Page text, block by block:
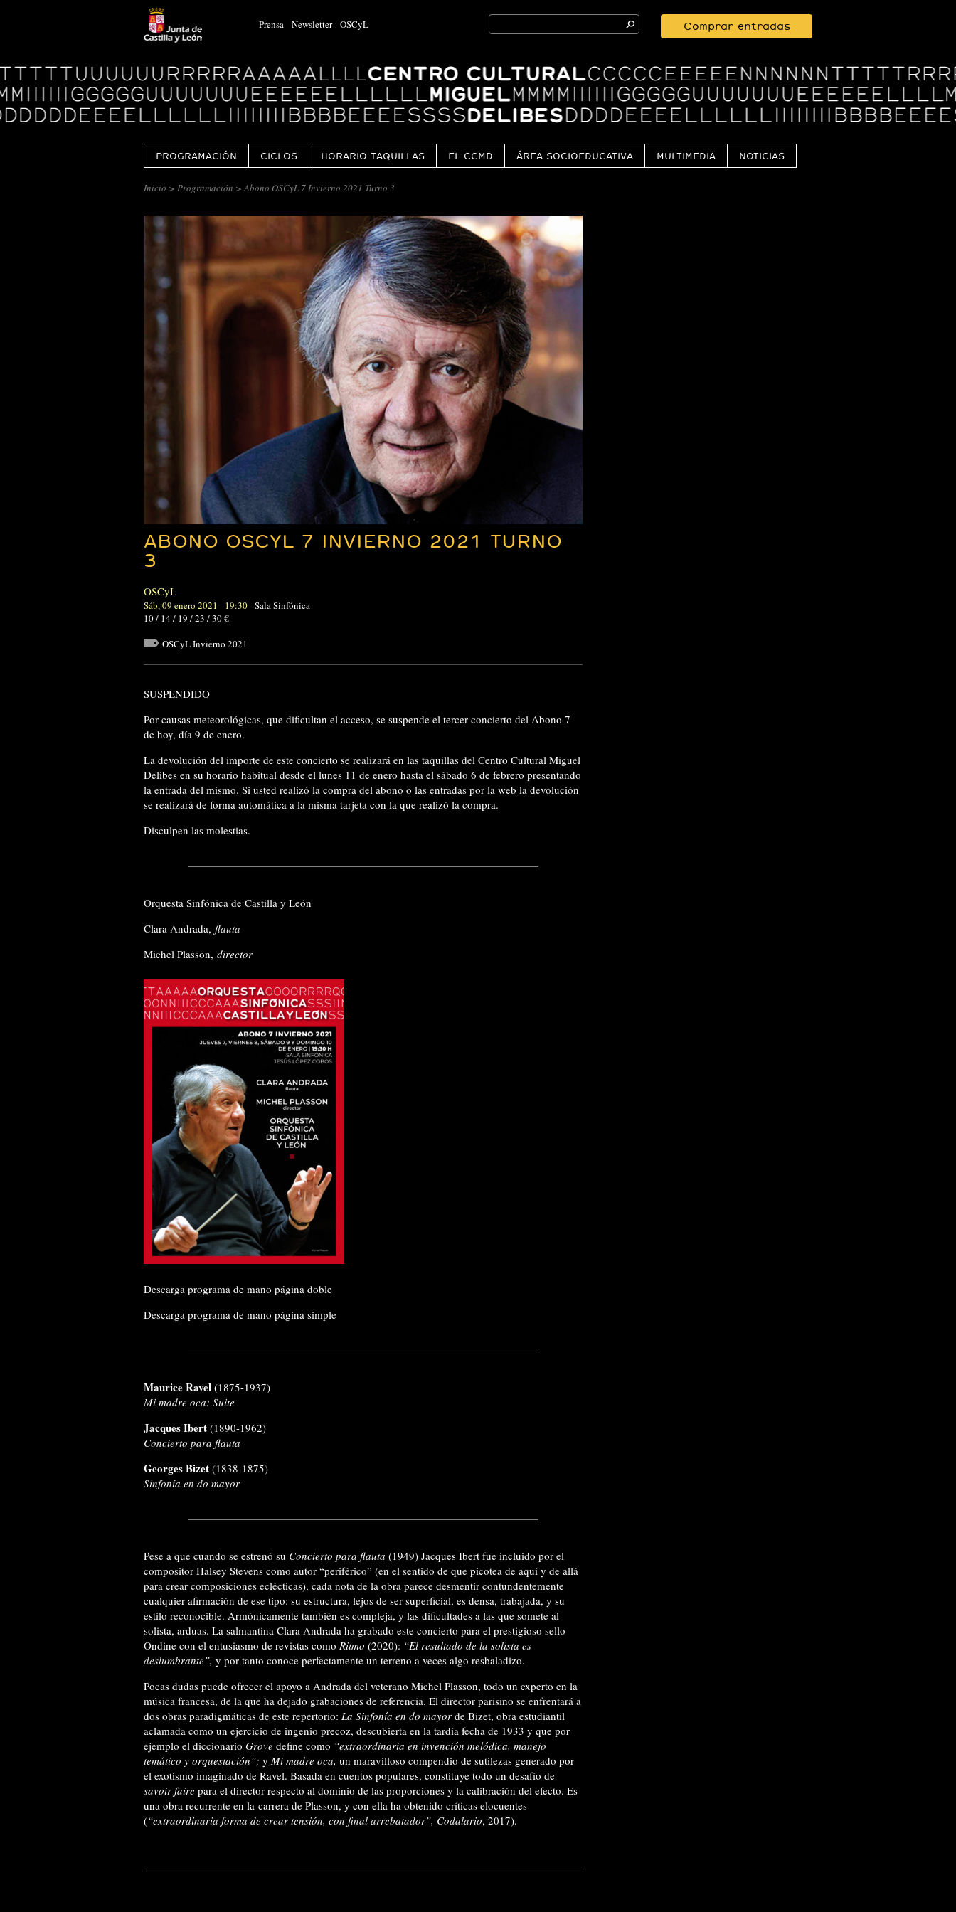
Prensa Newsletter OSCyL
Search
for:
Comprar entradas
Logo
Centro
Cultural
Miguel
Delibes
PROGRAMACIÓN CICLOS HORARIO TAQUILLAS EL CCMD ÁREA SOCIOEDUCATIVA MULTIMEDIA NOTICIAS
Inicio > Programación > Abono OSCyL 7 Invierno 2021 Turno 3
ABONO OSCYL 7 INVIERNO 2021 TURNO
3
OSCyL
Sáb, 09 enero 2021 - 19:30-Sala Sinfónica
10 / 14 / 19 / 23 / 30 €
OSCyL Invierno 2021
SUSPENDIDO
Por causas meteorológicas, que dificultan el acceso, se suspende el tercer concierto del Abono 7
de hoy, día 9 de enero.
La devolución del importe de este concierto se realizará en las taquillas del Centro Cultural Miguel
Delibes en su horario habitual desde el lunes 11 de enero hasta el sábado 6 de febrero presentando
la entrada del mismo. Si usted realizó la compra del abono o las entradas por la web la devolución
se realizará de forma automática a la misma tarjeta con la que realizó la compra.
Disculpen las molestias.
Orquesta Sinfónica de Castilla y León
Clara Andrada, flauta
Michel Plasson, director
Descarga programa de mano página doble
Descarga programa de mano página simple
Maurice Ravel (1875-1937)
Mi madre oca: Suite
Jacques Ibert (1890-1962)
Concierto para flauta
Georges Bizet (1838-1875)
Sinfonía en do mayor
Pese a que cuando se estrenó su Concierto para flauta (1949) Jacques Ibert fue incluido por el
compositor Halsey Stevens como autor “periférico” (en el sentido de que picotea de aquí y de allá
para crear composiciones eclécticas), cada nota de la obra parece desmentir contundentemente
cualquier afirmación de ese tipo: su estructura, lejos de ser superficial, es densa, trabajada, y su
estilo reconocible. Armónicamente también es compleja, y las dificultades a las que somete al
solista, arduas. La salmantina Clara Andrada ha grabado este concierto para el prestigioso sello
Ondine con el entusiasmo de revistas como Ritmo (2020): “El resultado de la solista es
deslumbrante”, y por tanto conoce perfectamente un terreno a veces algo resbaladizo.
Pocas dudas puede ofrecer el apoyo a Andrada del veterano Michel Plasson, todo un experto en la
música francesa, de la que ha dejado grabaciones de referencia. El director parisino se enfrentará a
dos obras paradigmáticas de este repertorio: La Sinfonía en do mayor de Bizet, obra estudiantil
aclamada como un ejercicio de ingenio precoz, descubierta en la tardía fecha de 1933 y que por
ejemplo el diccionario Grove define como “extraordinaria en invención melódica, manejo
temático y orquestación”; y Mi madre oca, un maravilloso compendio de sutilezas generado por
el exotismo imaginado de Ravel. Basada en cuentos populares, constituye todo un desafío de
savoir faire para el director respecto al dominio de las proporciones y la calibración del efecto. Es
una obra recurrente en la carrera de Plasson, y con ella ha obtenido críticas elocuentes
(“extraordinaria forma de crear tensión, con final arrebatador”, Codalario, 2017).